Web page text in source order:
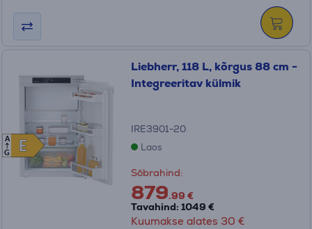
E
E
A
G
Liebherr, 118 L, kõrgus 88 cm -
Integreeritav külmik
IRE3901-20
Laos
Sõbrahind:
879.99 €
Tavahind: 1049 €
Kuumakse alates 30 €